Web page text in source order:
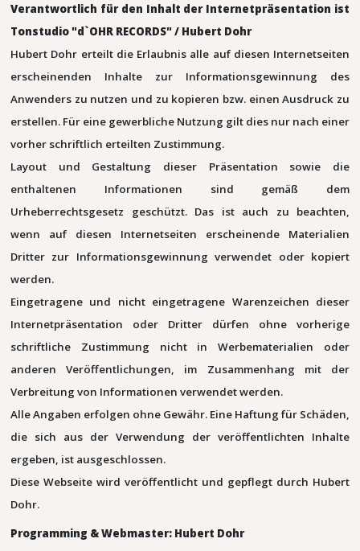
Verantwortlich für den Inhalt der Internetpräsentation ist
Tonstudio "d`OHR RECORDS" / Hubert Dohr
Hubert Dohr erteilt die Erlaubnis alle auf diesen Internetseiten
erscheinenden Inhalte zur Informationsgewinnung des
Anwenders zu nutzen und zu kopieren bzw. einen Ausdruck zu
erstellen. Für eine gewerbliche Nutzung gilt dies nur nach einer
vorher schriftlich erteilten Zustimmung.
Layout und Gestaltung dieser Präsentation sowie die
enthaltenen Informationen sind gemäß dem
Urheberrechtsgesetz geschützt. Das ist auch zu beachten,
wenn auf diesen Internetseiten erscheinende Materialien
Dritter zur Informationsgewinnung verwendet oder kopiert
werden.
Eingetragene und nicht eingetragene Warenzeichen dieser
Internetpräsentation oder Dritter dürfen ohne vorherige
schriftliche Zustimmung nicht in Werbematerialien oder
anderen Veröffentlichungen, im Zusammenhang mit der
Verbreitung von Informationen verwendet werden.
Alle Angaben erfolgen ohne Gewähr. Eine Haftung für Schäden,
die sich aus der Verwendung der veröffentlichten Inhalte
ergeben, ist ausgeschlossen.
Diese Webseite wird veröffentlicht und gepflegt durch Hubert
Dohr.
Programming & Webmaster: Hubert Dohr